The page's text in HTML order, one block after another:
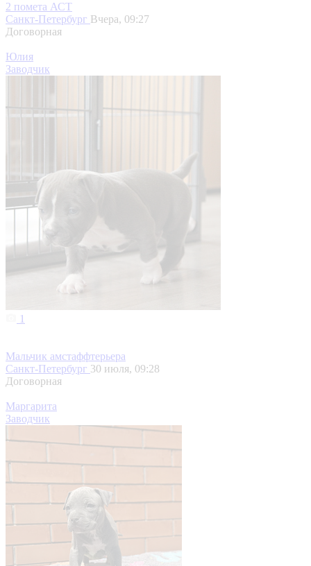
2 помета АСТ
Санкт-Петербург Вчера, 09:27
Договорная
Юлия
Заводчик
1
Мальчик амстаффтерьера
Санкт-Петербург 30 июля, 09:28
Договорная
Маргарита
Заводчик